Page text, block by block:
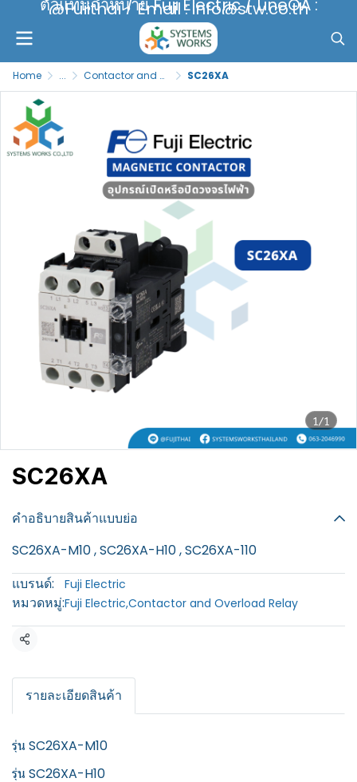
ตัวแทนจำหน่าย Fuji Electric / LineOA :
@Fujithai / Email : info@stw.co.th
Home ... Contactor and Overload Relay SC26XA
1/1
SC26XA
คำอธิบายสินค้าแบบย่อ
SC26XA-M10 , SC26XA-H10 , SC26XA-110
แบรนด์:
Fuji Electric
หมวดหมู่:Fuji Electric,Contactor and Overload Relay
แชร์
รายละเอียดสินค้า
รุ่น SC26XA-M10
รุ่น SC26XA-H10